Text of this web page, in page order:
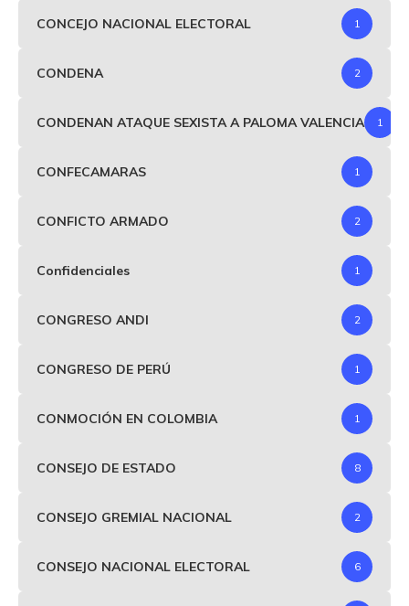
CONCEJO NACIONAL ELECTORAL 1
CONDENA 2
CONDENAN ATAQUE SEXISTA A PALOMA VALENCIA 1
CONFECAMARAS 1
CONFICTO ARMADO 2
Confidenciales 1
CONGRESO ANDI 2
CONGRESO DE PERÚ 1
CONMOCIÓN EN COLOMBIA 1
CONSEJO DE ESTADO 8
CONSEJO GREMIAL NACIONAL 2
CONSEJO NACIONAL ELECTORAL 6